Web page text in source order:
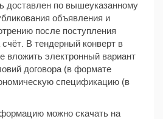
доставлен по вышеуказанному
объявления и
после поступления
В тендерный конверт в
вложить электронный вариант
договора (в формате
спецификацию (в
можно скачать на